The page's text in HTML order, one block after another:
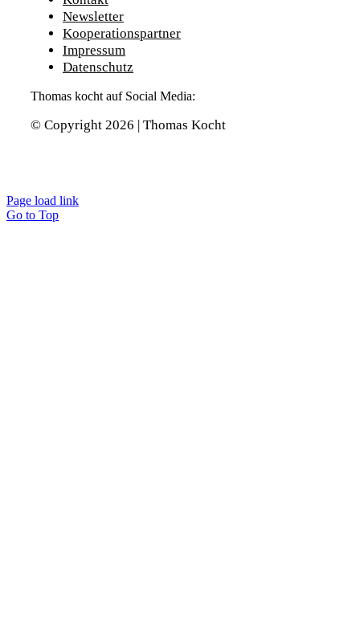
Newsletter
Kooperationspartner
Impressum
Datenschutz
Thomas kocht auf Social Media:
© Copyright 2026 | Thomas Kocht
Page load link
Go to Top